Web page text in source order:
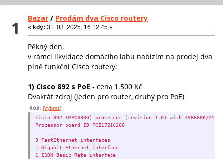
1 Bazar / Prodám dva Cisco routery
«kdy: 31. 03. 2025, 16:12:45 »
Pěkný den,
v rámci likvidace domácího labu nabízím na prodej dva
plně funkční Cisco routery:
1) Cisco 892 s PoE - cena 1.500 Kč
Dvakrát zdroj (jeden pro router, druhý pro PoE)
Kód:[Vybrat]
Cisco 892 (MPC8300) processor (revision 1.0) with 498688K/
Processor board ID FCZ1721C260
9 FastEthernet interfaces
1 Gigabit Ethernet interface
1 ISDN Basic Rate interface